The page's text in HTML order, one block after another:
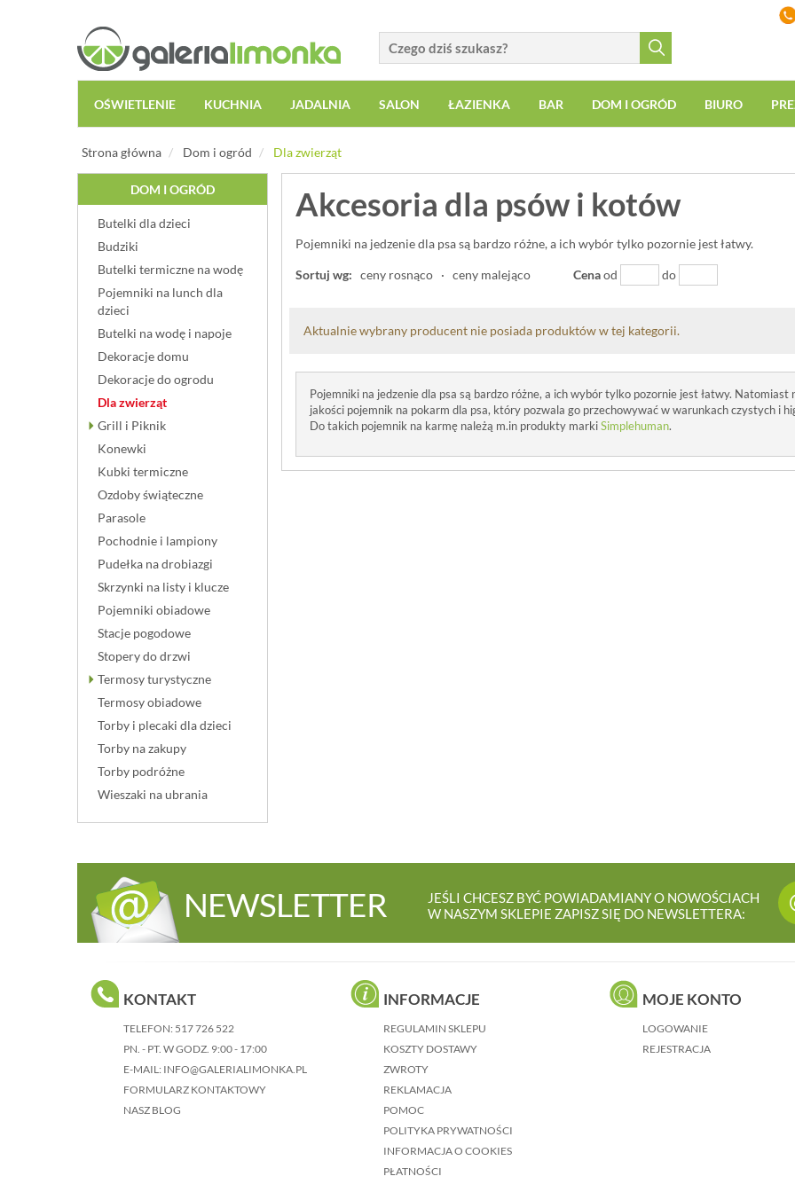
OŚWIETLENIE KUCHNIA JADALNIA SALON ŁAZIENKA BAR DOM I OGRÓD BIURO
Strona główna Dom i ogród Dla zwierząt
DOM I OGRÓD
Butelki dla dzieci
Budziki
Butelki termiczne na wodę
Pojemniki na lunch dla
dzieci
Butelki na wodę i napoje
Dekoracje domu
Dekoracje do ogrodu
Dla zwierząt
Grill i Piknik
Konewki
Kubki termiczne
Ozdoby świąteczne
Parasole
Pochodnie i lampiony
Pudełka na drobiazgi
Skrzynki na listy i klucze
Pojemniki obiadowe
Stacje pogodowe
Stopery do drzwi
Termosy turystyczne
Termosy obiadowe
Torby i plecaki dla dzieci
Torby na zakupy
Torby podróżne
Wieszaki na ubrania
Akcesoria dla psów i kotów
Pojemniki na jedzenie dla psa są bardzo różne, a ich wybór tylko pozornie jest łatwy.
Sortuj wg: ceny rosnąco · ceny malejąco Cenaod do
Aktualnie wybrany producent nie posiada produktów w tej kategorii.
Pojemniki na jedzenie dla psa są bardzo różne, a ich wybór tylko pozornie jest łatwy.
jakości pojemnik na pokarm dla psa, który pozwala go przechowywać w warunkach czystych i
Do takich pojemnik na karmę należą m.in produkty markiSimplehuman.
NEWSLETTER
JEŚLI CHCESZ BYĆ POWIADAMIANY O NOWOŚCIACH
W NASZYM SKLEPIE ZAPISZ SIĘ DO NEWSLETTERA:
KONTAKT
TELEFON: 517 726 522
PN. - PT. W GODZ. 9:00 - 17:00
E-MAIL: INFO@GALERIALIMONKA.PL
FORMULARZ KONTAKTOWY
NASZ BLOG
INFORMACJE
REGULAMIN SKLEPU
KOSZTY DOSTAWY
ZWROTY
REKLAMACJA
POMOC
POLITYKA PRYWATNOŚCI
INFORMACJA O COOKIES
PŁATNOŚCI
MOJE KONTO
LOGOWANIE
REJESTRACJA